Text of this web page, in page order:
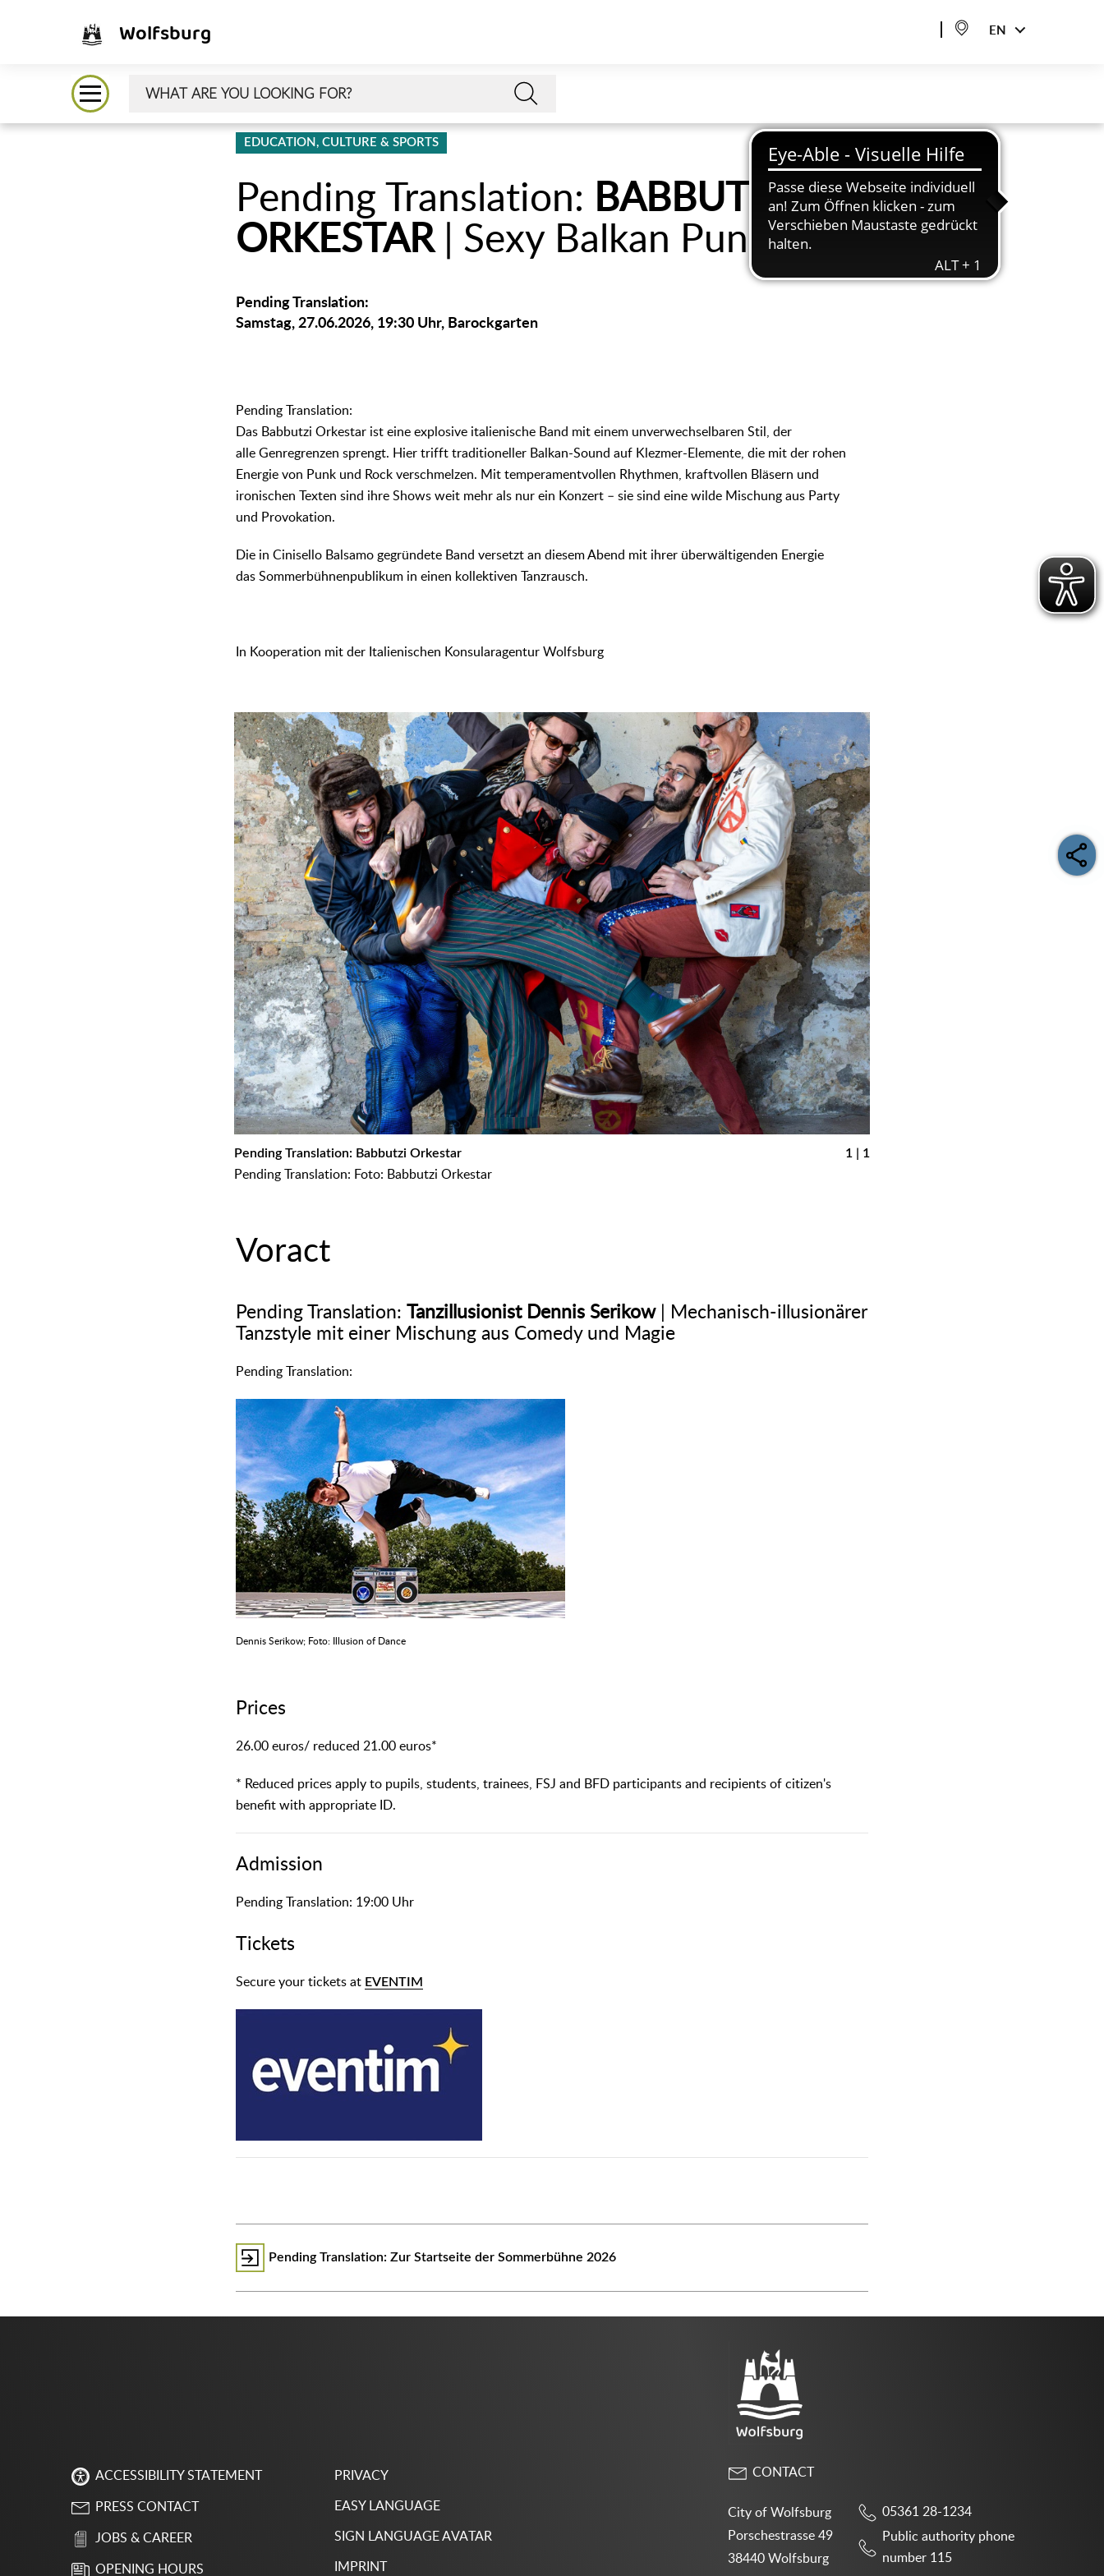
Wolfsburg EN
EDUCATION, CULTURE & SPORTS
᠎Pending Translation: BABBUTZI
ORKESTAR| Sexy Balkan Punk
᠎Pending Translation:
Samstag, 27.06.2026, 19:30 Uhr, Barockgarten
᠎Pending Translation:
Das Babbutzi Orkestar ist eine explosive italienische Band mit einem unverwechselbaren Stil, der
alle Genregrenzen sprengt. Hier trifft traditioneller Balkan-Sound auf Klezmer-Elemente, die mit der rohen
Energie von Punk und Rock verschmelzen. Mit temperamentvollen Rhythmen, kraftvollen Bläsern und
ironischen Texten sind ihre Shows weit mehr als nur ein Konzert – sie sind eine wilde Mischung aus Party
und Provokation.
Die in Cinisello Balsamo gegründete Band versetzt an diesem Abend mit ihrer überwältigenden Energie
das Sommerbühnenpublikum in einen kollektiven Tanzrausch.
In Kooperation mit der Italienischen Konsularagentur Wolfsburg
᠎Pending Translation: Babbutzi Orkestar
᠎Pending Translation: Foto: Babbutzi Orkestar
1 | 1
Voract
᠎Pending Translation:Tanzillusionist Dennis Serikow| Mechanisch-illusionärer
Tanzstyle mit einer Mischung aus Comedy und Magie
᠎Pending Translation:
Dennis Serikow; Foto: Illusion of Dance
Prices
26.00 euros/ reduced 21.00 euros*
* Reduced prices apply to pupils, students, trainees, FSJ and BFD participants and recipients of citizen's
benefit with appropriate ID.
Admission
᠎Pending Translation: 19:00 Uhr
Tickets
Secure your tickets at EVENTIM
᠎Pending Translation: Zur Startseite der Sommerbühne 2026
ACCESSIBILITY STATEMENT
PRESS CONTACT
JOBS & CAREER
OPENING HOURS
PRIVACY
EASY LANGUAGE
SIGN LANGUAGE AVATAR
IMPRINT
CONTACT
City of Wolfsburg
Porschestrasse 49
38440 Wolfsburg
05361 28-1234
Public authority phone
number 115